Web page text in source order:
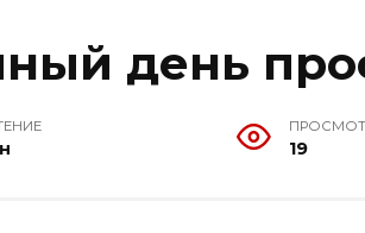
день
19